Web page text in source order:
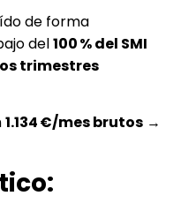
de forma
del100 % del SMI
trimestres
1.134 €/mes brutos →